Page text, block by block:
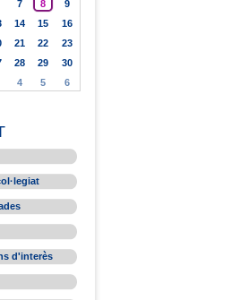
7 8
9
14 15
16
21 22
23
28 29
30
4 5 6
d'interès